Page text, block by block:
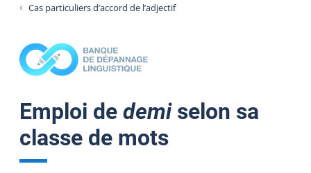
Cas particuliers d’accord de l’adjectif
Emploi de demiselon sa
classe de mots